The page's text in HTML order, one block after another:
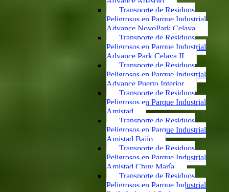
Transporte de Residuos
Peligrosos en Parque Industrial
Advance NovoPark Celaya
Transporte de Residuos
Peligrosos en Parque Industrial
Advance Park Celaya II
Transporte de Residuos
Peligrosos en Parque Industrial
Advance Puerto Interior
Transporte de Residuos
Peligrosos en Parque Industrial
Amistad
Transporte de Residuos
Peligrosos en Parque Industrial
Amistad Bajío
Transporte de Residuos
Peligrosos en Parque Industrial
Amistad Chuy María
Transporte de Residuos
Peligrosos en Parque Industrial